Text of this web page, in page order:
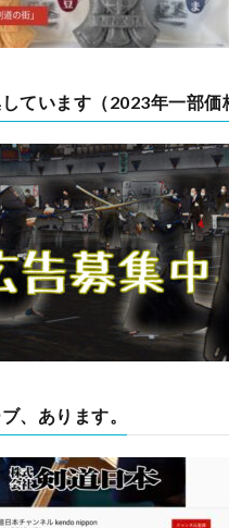
ています（2023年一部価
、あります。